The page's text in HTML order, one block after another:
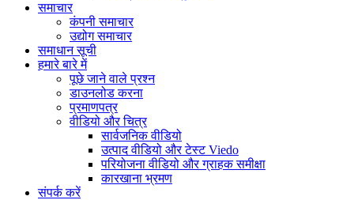
समाचार
कंपनी समाचार
उद्योग समाचार
समाधान सूची
हमारे बारे में
पूछे जाने वाले प्रश्न
डाउनलोड करना
प्रमाणपत्र
वीडियो और चित्र
सार्वजनिक वीडियो
उत्पाद वीडियो और टेस्ट Viedo
परियोजना वीडियो और ग्राहक समीक्षा
कारखाना भ्रमण
संपर्क करें